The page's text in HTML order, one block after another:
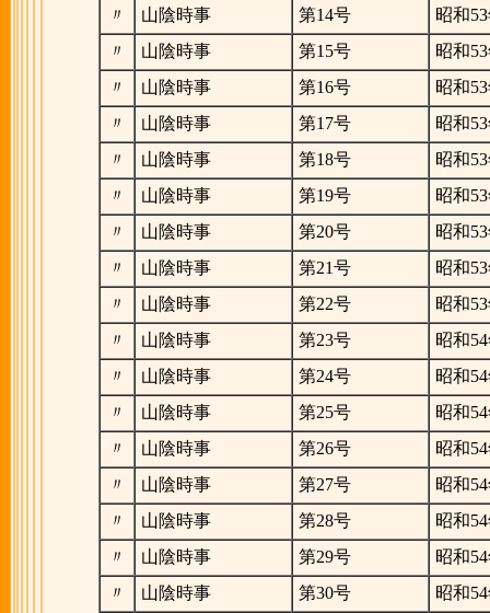
〃
山陰時事 第14号
昭和
〃
山陰時事 第15号
昭和
〃
山陰時事 第16号
昭和
〃
山陰時事 第17号
昭和
〃
山陰時事 第18号
昭和
〃
山陰時事 第19号
昭和
〃
山陰時事 第20号
昭和
〃
山陰時事 第21号
昭和
〃
山陰時事 第22号
昭和
〃
山陰時事 第23号
昭和
〃
山陰時事 第24号
昭和
〃
山陰時事 第25号
昭和
〃
山陰時事 第26号
昭和
〃
山陰時事 第27号
昭和
〃
山陰時事 第28号
昭和
〃
山陰時事 第29号
昭和
〃
山陰時事 第30号
昭和